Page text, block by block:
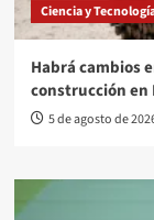
Ciencia y
Habrá cambios
construcción en
5 de agosto de